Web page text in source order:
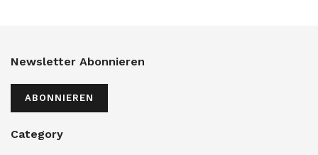
Newsletter Abonnieren
ABONNIEREN
Category